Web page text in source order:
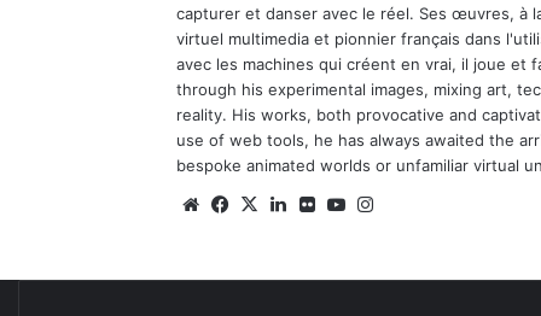
capturer et danser avec le réel. Ses œuvres, à
virtuel multimedia et pionnier français dans
avec les machines qui créent en vrai, il joue et
through his experimental images, mixing art,
reality. His works, both provocative and
use of web tools, he has always awaited the
bespoke animated worlds or unfamiliar virtual
We Fa
X
Lin Fli Yo